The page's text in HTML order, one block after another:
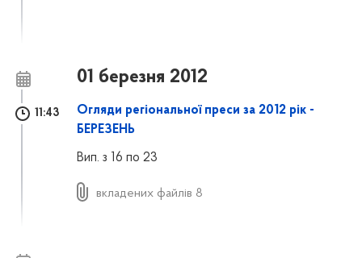
01 березня 2012
11:43
Огляди регіональної преси за 2012 рік -
БЕРЕЗЕНЬ
Вип. з 16 по 23
вкладених файлів 8